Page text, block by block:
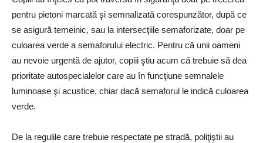
pentru pietoni marcată şi semnalizată corespunzător, după ce
se asigură temeinic, sau la intersecţiile semaforizate, doar pe
culoarea verde a semaforului electric. Pentru că unii oameni
au nevoie urgentă de ajutor, copiii ştiu acum că trebuie să dea
prioritate autospecialelor care au în funcţiune semnalele
luminoase şi acustice, chiar dacă semaforul le indică culoarea
verde.
De la regulile care trebuie respectate pe stradă, poliţiştii au